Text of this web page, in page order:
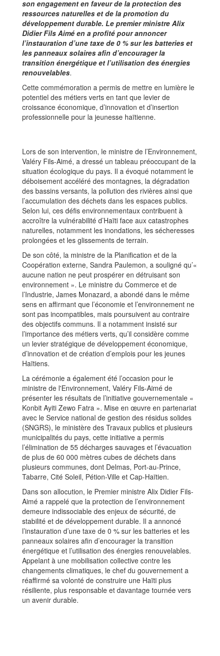
son engagement en faveur de la protection des
ressources naturelles et de la promotion du
développement durable. Le premier ministre Alix
Didier Fils Aimé en a profité pour annoncer
l’instauration d’une taxe de 0 % sur les batteries et
les panneaux solaires afin d’encourager la
transition énergétique et l’utilisation des énergies
renouvelables.
Cette commémoration a permis de mettre en lumière le
potentiel des métiers verts en tant que levier de
croissance économique, d’innovation et d’insertion
professionnelle pour la jeunesse haïtienne.
Lors de son intervention, le ministre de l’Environnement,
Valéry Fils-Aimé, a dressé un tableau préoccupant de la
situation écologique du pays. Il a évoqué notamment le
déboisement accéléré des montagnes, la dégradation
des bassins versants, la pollution des rivières ainsi que
l’accumulation des déchets dans les espaces publics.
Selon lui, ces défis environnementaux contribuent à
accroître la vulnérabilité d’Haïti face aux catastrophes
naturelles, notamment les inondations, les sécheresses
prolongées et les glissements de terrain.
De son côté, la ministre de la Planification et de la
Coopération externe, Sandra Paulemon, a souligné qu’«
aucune nation ne peut prospérer en détruisant son
environnement ». Le ministre du Commerce et de
l’Industrie, James Monazard, a abondé dans le même
sens en affirmant que l’économie et l’environnement ne
sont pas incompatibles, mais poursuivent au contraire
des objectifs communs. Il a notamment insisté sur
l’importance des métiers verts, qu’il considère comme
un levier stratégique de développement économique,
d’innovation et de création d’emplois pour les jeunes
Haïtiens.
La cérémonie a également été l’occasion pour le
ministre de l'Environnement, Valéry Fils-Aimé de
présenter les résultats de l’initiative gouvernementale «
Konbit Ayiti Zewo Fatra ». Mise en œuvre en partenariat
avec le Service national de gestion des résidus solides
(SNGRS), le ministère des Travaux publics et plusieurs
municipalités du pays, cette initiative a permis
l’élimination de 55 décharges sauvages et l’évacuation
de plus de 60 000 mètres cubes de déchets dans
plusieurs communes, dont Delmas, Port-au-Prince,
Tabarre, Cité Soleil, Pétion-Ville et Cap-Haïtien.
Dans son allocution, le Premier ministre Alix Didier Fils-
Aimé a rappelé que la protection de l’environnement
demeure indissociable des enjeux de sécurité, de
stabilité et de développement durable. Il a annoncé
l’instauration d’une taxe de 0 % sur les batteries et les
panneaux solaires afin d’encourager la transition
énergétique et l’utilisation des énergies renouvelables.
Appelant à une mobilisation collective contre les
changements climatiques, le chef du gouvernement a
réaffirmé sa volonté de construire une Haïti plus
résiliente, plus responsable et davantage tournée vers
un avenir durable.